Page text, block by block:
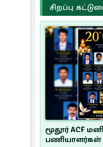
சிறப்பு
மூதூர் ACF
பணியாளர்கள்